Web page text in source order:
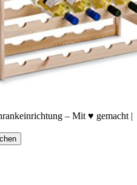
– Mit ♥ gemacht |